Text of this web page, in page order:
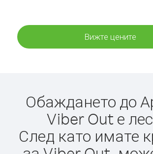
Вижте цените
Обаждането до
Viber Out е
След като имате